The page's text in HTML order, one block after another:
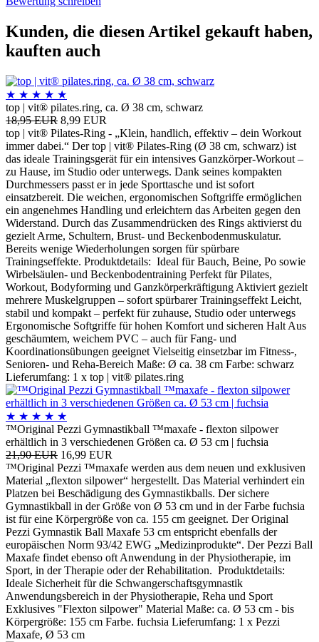
Kunden, die diesen Artikel gekauft haben,
kauften auch
★ ★ ★ ★ ★
top | vit® pilates.ring, ca. Ø 38 cm, schwarz
18,95 EUR 8,99 EUR
top | vit® Pilates-Ring - „Klein, handlich, effektiv – dein Workout
immer dabei.“ Der top | vit® Pilates-Ring (Ø 38 cm, schwarz) ist
das ideale Trainingsgerät für ein intensives Ganzkörper-Workout –
zu Hause, im Studio oder unterwegs. Dank seines kompakten
Durchmessers passt er in jede Sporttasche und ist sofort
einsatzbereit. Die weichen, ergonomischen Softgriffe ermöglichen
ein angenehmes Handling und erleichtern das Arbeiten gegen den
Widerstand. Durch das Zusammendrücken des Rings aktivierst du
gezielt Arme, Schultern, Brust- und Beckenbodenmuskulatur.
Bereits wenige Wiederholungen sorgen für spürbare
Trainingseffekte. Produktdetails: Ideal für Bauch, Beine, Po sowie
Wirbelsäulen- und Beckenbodentraining Perfekt für Pilates,
Workout, Bodyforming und Ganzkörperkräftigung Aktiviert gezielt
mehrere Muskelgruppen – sofort spürbarer Trainingseffekt Leicht,
stabil und kompakt – perfekt für zuhause, Studio oder unterwegs
Ergonomische Softgriffe für hohen Komfort und sicheren Halt Aus
geschäumtem, weichem PVC – auch für Fang- und
Koordinationsübungen geeignet Vielseitig einsetzbar im Fitness-,
Senioren- und Reha-Bereich Maße: Ø ca. 38 cm Farbe: schwarz
Lieferumfang: 1 x top | vit® pilates.ring
★ ★ ★ ★ ★
™Original Pezzi Gymnastikball ™maxafe - flexton silpower
erhältlich in 3 verschiedenen Größen ca. Ø 53 cm | fuchsia
21,90 EUR 16,99 EUR
™Original Pezzi ™maxafe werden aus dem neuen und exklusiven
Material „flexton silpower“ hergestellt. Das Material verhindert ein
Platzen bei Beschädigung des Gymnastikballs. Der sichere
Gymnastikball in der Größe von Ø 53 cm und in der Farbe fuchsia
ist für eine Körpergröße von ca. 155 cm geeignet. Der Original
Pezzi Gymnastik Ball Maxafe 53 cm entspricht ebenfalls der
europäischen Norm 93/42 EWG „Medizinprodukte“. Der Pezzi Ball
Maxafe findet ebenso oft Anwendung in der Physiotherapie, im
Sport, in der Therapie oder der Rehabilitation. Produktdetails:
Ideale Sicherheit für die Schwangerschaftsgymnastik
Anwendungsbereich in der Physiotherapie, Reha und Sport
Exklusives "Flexton silpower" Material Maße: ca. Ø 53 cm - bis
Körpergröße: 155 cm Farbe. fuchsia Lieferumfang: 1 x Pezzi
Maxafe, Ø 53 cm